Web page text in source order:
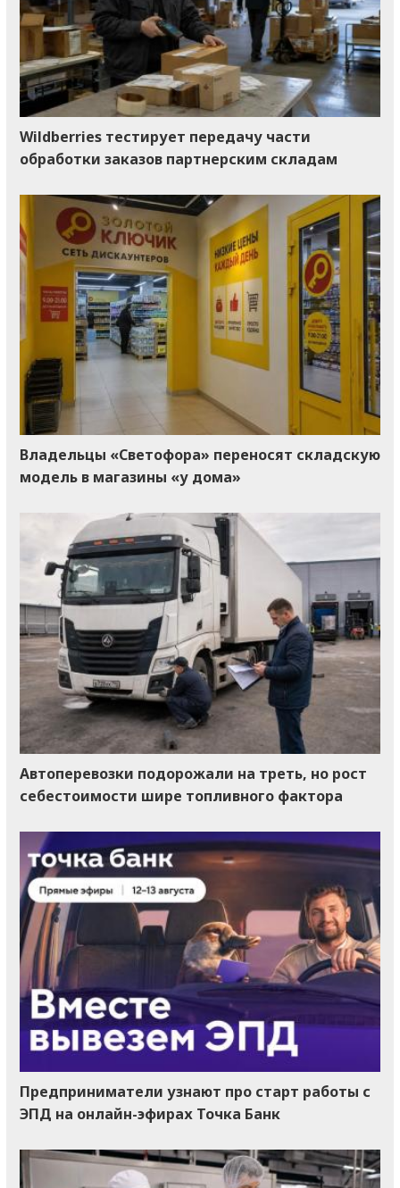
Wildberries тестирует передачу части
обработки заказов партнерским складам
Владельцы «Светофора» переносят складскую
модель в магазины «у дома»
Автоперевозки подорожали на треть, но рост
себестоимости шире топливного фактора
Предприниматели узнают про старт работы с
ЭПД на онлайн-эфирах Точка Банк